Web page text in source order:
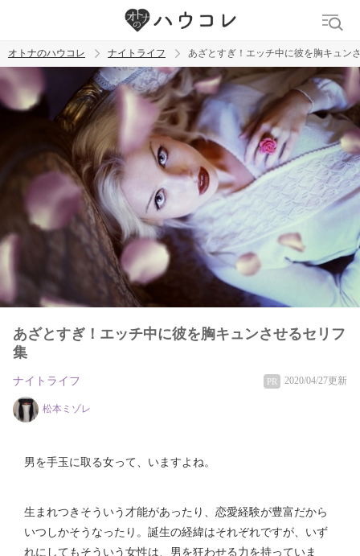
トレンド ワード
ラブグッズ 乳首 吸うやつ
オトナのハウコレ ナイトライフ あざとすぎ！エッチ中に彼を胸キュン
あざとすぎ！エッチ中に彼を胸キュンさせるセリフ
集
ナイトライフ PR 2020/04/27更新
松本ミゾレ
男を手玉に取る女って、いますよね。
生まれつきそういう才能があったり、恋愛経験が豊富だから
いつしかそうなったり。 誕生の経緯はそれぞれですが、いず
れにしてもそういう女性は、男を狂わせる力を持っていま